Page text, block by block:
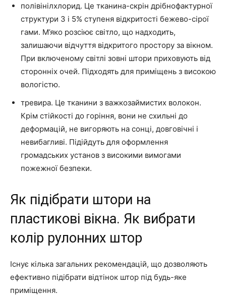
полівінілхлорид. Це тканина-скрін дрібнофактурної
структури 3 і 5% ступеня відкритості бежево-сірої
гами. М’яко розсіює світло, що надходить,
залишаючи відчуття відкритого простору за вікном.
При включеному світлі зовні штори приховують від
сторонніх очей. Підходять для приміщень з високою
вологістю.
тревира. Це тканини з важкозаймистих волокон.
Крім стійкості до горіння, вони не схильні до
деформацій, не вигоряють на сонці, довговічні і
невибагливі. Підійдуть для оформлення
громадських установ з високими вимогами
пожежної безпеки.
Як підібрати штори на
пластикові вікна. Як вибрати
колір рулонних штор
Існує кілька загальних рекомендацій, що дозволяють
ефективно підібрати відтінок штор під будь-яке
приміщення.